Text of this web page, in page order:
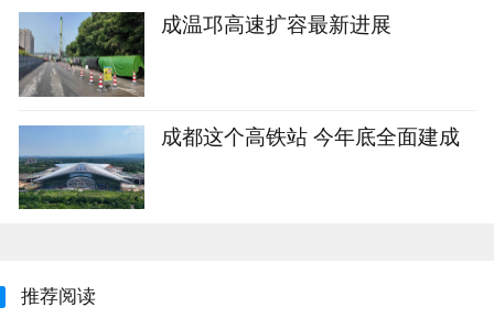
成温邛高速扩容最新进展
成都这个高铁站 今年底全面建成
推荐阅读